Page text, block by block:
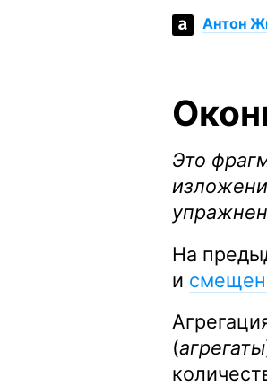
Антон
Это
На
и
(агрегаты